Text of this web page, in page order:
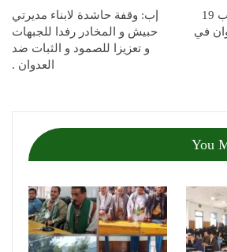
قنص 595 مرتزقا وإعطاب 19
في
إب: وقفة حاشدة لابناء مديرتي
حبيش و المخادر رفدا للجبهات
و تعزيزا للصمود و الثبات ضد
العدوان .
You